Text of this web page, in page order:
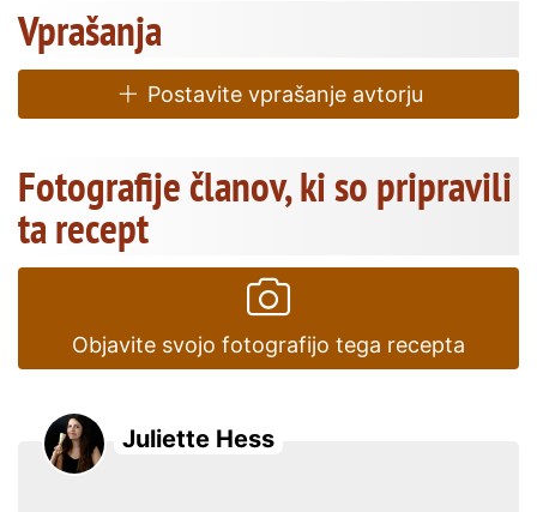
Vprašanja
Postavite vprašanje avtorju
Fotografije članov, ki so pripravili
ta recept
Objavite svojo fotografijo tega recepta
Juliette Hess